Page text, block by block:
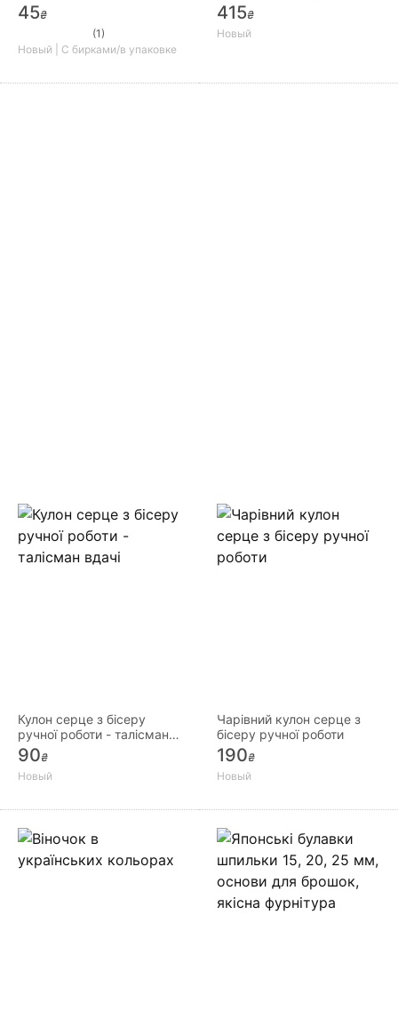
45₴
(1)
Новый | С бирками/в упаковке
415₴
Новый
Кулон серце з бісеру
ручної роботи - талісман
вдачі
90₴
Новый
Чарівний кулон серце з
бісеру ручної роботи
190₴
Новый